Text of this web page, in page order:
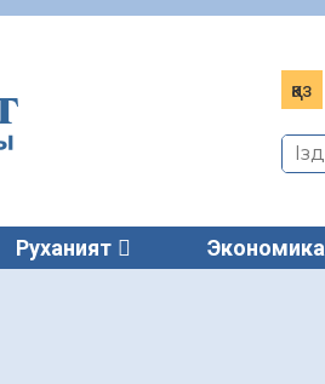
қаз
Руханият Экономика